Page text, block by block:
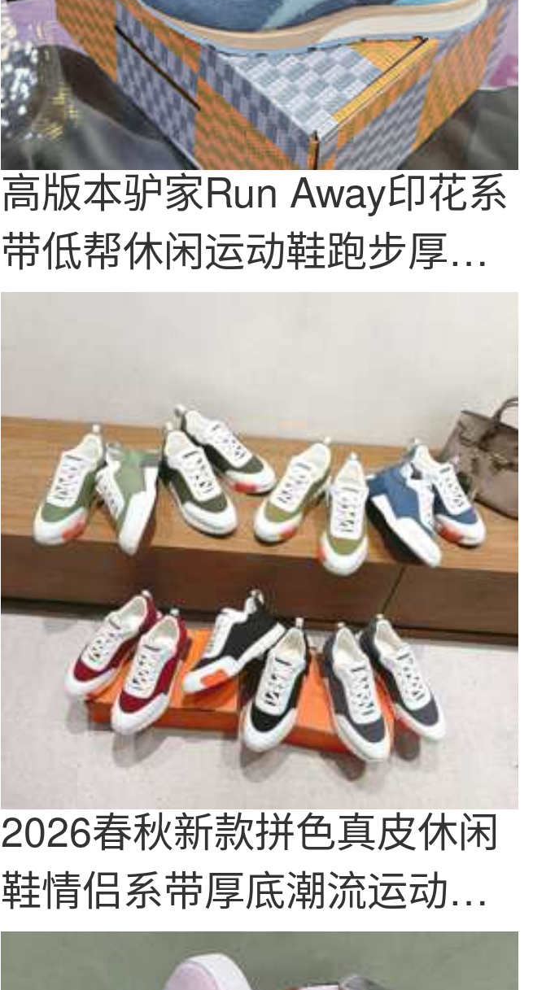
高版本驴家Run Away印花系
带低帮休闲运动鞋跑步厚底
真皮老爹鞋男
2026春秋新款拼色真皮休闲
鞋情侣系带厚底潮流运动鞋
男女隐形增高